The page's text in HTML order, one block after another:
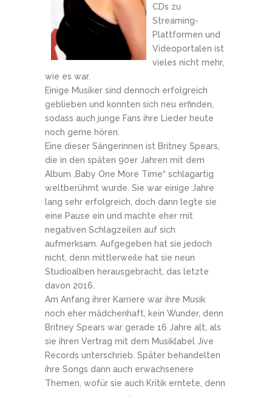
CDs zu
Streaming-
Plattformen und
Videoportalen ist
vieles nicht mehr,
wie es war.
Einige Musiker sind dennoch erfolgreich
geblieben und konnten sich neu erfinden,
sodass auch junge Fans ihre Lieder heute
noch gerne hören.
Eine dieser Sängerinnen ist Britney Spears,
die in den späten 90er Jahren mit dem
Album ‚Baby One More Time“ schlagartig
weltberühmt wurde. Sie war einige Jahre
lang sehr erfolgreich, doch dann legte sie
eine Pause ein und machte eher mit
negativen Schlagzeilen auf sich
aufmerksam. Aufgegeben hat sie jedoch
nicht, denn mittlerweile hat sie neun
Studioalben herausgebracht, das letzte
davon 2016.
Am Anfang ihrer Karriere war ihre Musik
noch eher mädchenhaft, kein Wunder, denn
Britney Spears war gerade 16 Jahre alt, als
sie ihren Vertrag mit dem Musiklabel Jive
Records unterschrieb. Später behandelten
ihre Songs dann auch erwachsenere
Themen, wofür sie auch Kritik erntete, denn